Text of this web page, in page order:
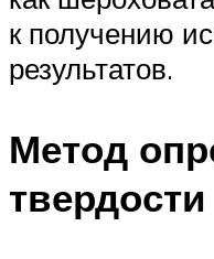
к получению
результатов.
Метод
твердости